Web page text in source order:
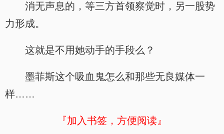
消无声息的，等三方首领察觉时，另一股势
力形成。
这就是不用她动手的手段么？
墨菲斯这个吸血鬼怎么和那些无良媒体一
样……
『加入书签，方便阅读』